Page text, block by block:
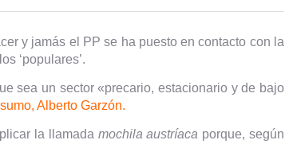
y jamás el PP se ha puesto en contacto con la
‘populares’.
sea un sector «precario, estacionario y de bajo
Alberto Garzón.
la llamada mochila austríaca porque, según